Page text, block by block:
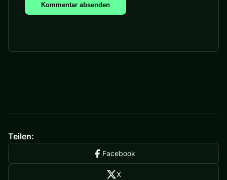
Kommentar absenden
Teilen:
Facebook
X